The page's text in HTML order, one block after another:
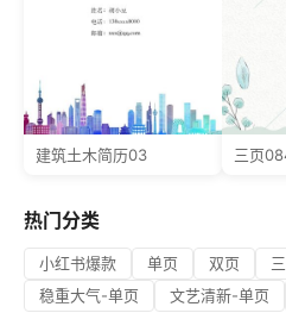
建筑土木简历03 三页
热门分类
小红书爆款 单页 双页
稳重大气-单页
文艺清新-单页